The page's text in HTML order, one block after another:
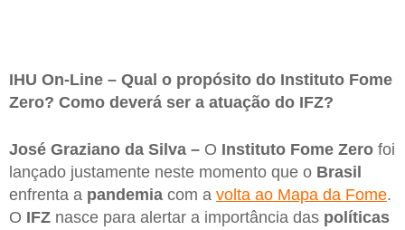
IHU On-Line – Qual o propósito do Instituto Fome
Zero? Como deverá ser a atuação do IFZ?
José Graziano da Silva – O Instituto Fome Zero foi
lançado justamente neste momento que o Brasil
enfrenta a pandemia com a volta ao Mapa da Fome.
O IFZ nasce para alertar a importância das políticas